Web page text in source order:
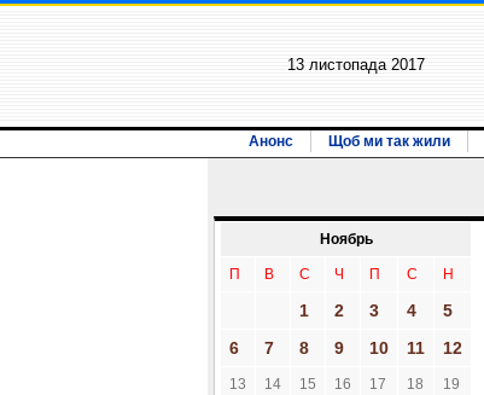
13 листопада 2017
Анонс Щоб ми так жили
Ноябрь
П В С Ч П С Н
1 2 3 4
5
6
7 8 9 10 11 12
13 14 15 16 17 18 19